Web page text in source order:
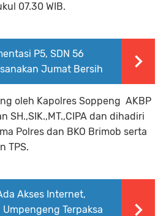
07.30 WIB.
P5, SDN 56
Jumat Bersih
oleh Kapolres Soppeng AKBP
SH.,SIK.,MT.,CIPA dan dihadiri
Polres dan BKO Brimob serta
TPS.
Akses Internet,
Umpengeng Terpaksa